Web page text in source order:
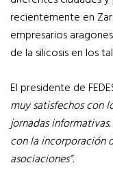
recientemente en
empresarios
de la silicosis en los
El presidente de
muy satisfechos con
jornadas
con la incorporación
asociaciones”.